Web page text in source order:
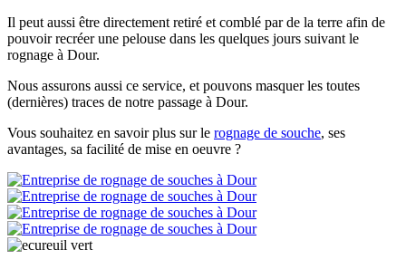
Il peut aussi être directement retiré et comblé par de la terre afin de
pouvoir recréer une pelouse dans les quelques jours suivant le
rognage à Dour.
Nous assurons aussi ce service, et pouvons masquer les toutes
(dernières) traces de notre passage à Dour.
Vous souhaitez en savoir plus sur le rognage de souche, ses
avantages, sa facilité de mise en oeuvre ?